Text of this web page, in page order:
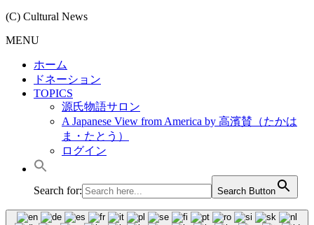
(C) Cultural News
MENU
ホーム
ドネーション
TOPICS
源氏物語サロン
A Japanese View from America by 高濱賛（たかは
ま・たとう）
ログイン
Search for: Search Button